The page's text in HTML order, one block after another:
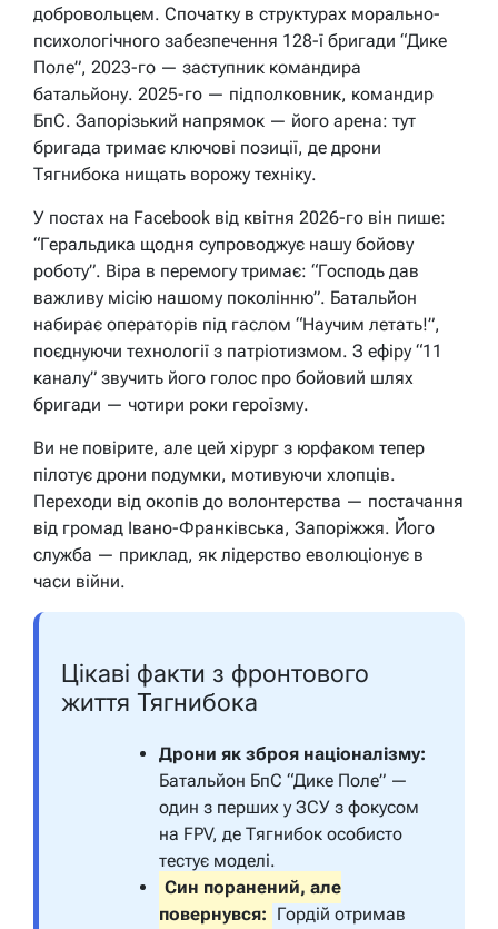
добровольцем. Спочатку в структурах морально-
психологічного забезпечення 128-ї бригади “Дике
Поле”, 2023-го — заступник командира
батальйону. 2025-го — підполковник, командир
БпС. Запорізький напрямок — його арена: тут
бригада тримає ключові позиції, де дрони
Тягнибока нищать ворожу техніку.
У постах на Facebook від квітня 2026-го він пише:
“Геральдика щодня супроводжує нашу бойову
роботу”. Віра в перемогу тримає: “Господь дав
важливу місію нашому поколінню”. Батальйон
набирає операторів під гаслом “Научим летать!”,
поєднуючи технології з патріотизмом. З ефіру “11
каналу” звучить його голос про бойовий шлях
бригади — чотири роки героїзму.
Ви не повірите, але цей хірург з юрфаком тепер
пілотує дрони подумки, мотивуючи хлопців.
Переходи від окопів до волонтерства — постачання
від громад Івано-Франківська, Запоріжжя. Його
служба — приклад, як лідерство еволюціонує в
часи війни.
Цікаві факти з фронтового
життя Тягнибока
Дрони як зброя націоналізму:
Батальйон БпС “Дике Поле” —
один з перших у ЗСУ з фокусом
на FPV, де Тягнибок особисто
тестує моделі.
Син поранений, але
повернувся: Гордій отримав